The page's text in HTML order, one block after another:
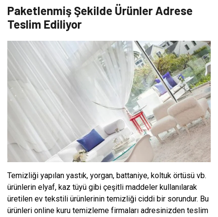
Paketlenmiş Şekilde Ürünler Adrese
Teslim Ediliyor
Temizliği yapılan yastık, yorgan, battaniye, koltuk örtüsü vb.
ürünlerin elyaf, kaz tüyü gibi çeşitli maddeler kullanılarak
üretilen ev tekstili ürünlerinin temizliği ciddi bir sorundur. Bu
ürünleri online kuru temizleme firmaları adresinizden teslim